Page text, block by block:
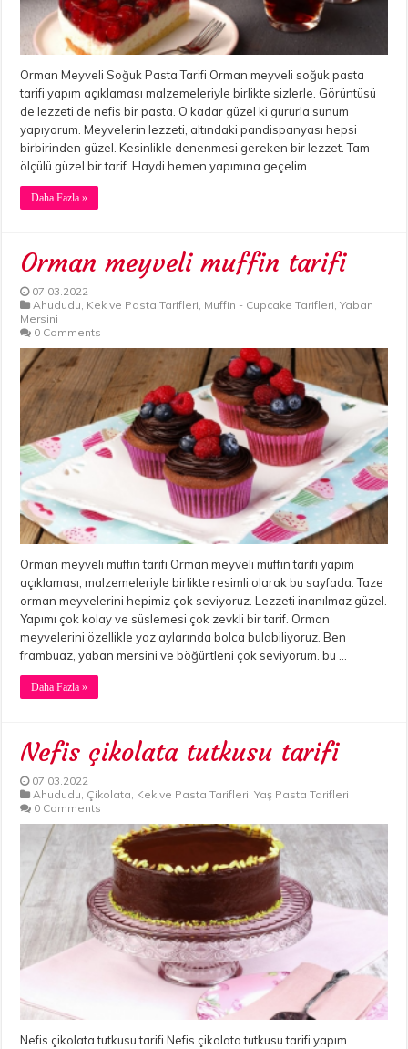
Orman Meyveli Soğuk Pasta Tarifi Orman meyveli soğuk pasta
tarifi yapım açıklaması malzemeleriyle birlikte sizlerle. Görüntüsü
de lezzeti de nefis bir pasta. O kadar güzel ki gururla sunum
yapıyorum. Meyvelerin lezzeti, altındaki pandispanyası hepsi
birbirinden güzel. Kesinlikle denenmesi gereken bir lezzet. Tam
ölçülü güzel bir tarif. Haydi hemen yapımına geçelim. …
Daha Fazla »
Orman meyveli muffin tarifi
07.03.2022
Ahududu, Kek ve Pasta Tarifleri, Muffin - Cupcake Tarifleri,Yaban
Mersini
0 Comments
Orman meyveli muffin tarifi Orman meyveli muffin tarifi yapım
açıklaması, malzemeleriyle birlikte resimli olarak bu sayfada. Taze
orman meyvelerini hepimiz çok seviyoruz. Lezzeti inanılmaz güzel.
Yapımı çok kolay ve süslemesi çok zevkli bir tarif. Orman
meyvelerini özellikle yaz aylarında bolca bulabiliyoruz. Ben
frambuaz, yaban mersini ve böğürtleni çok seviyorum. bu …
Daha Fazla »
Nefis çikolata tutkusu tarifi
07.03.2022
Ahududu Çikolata Kek ve Pasta Tarifleri ,Yaş Pasta Tarifleri
0 Comments
Nefis çikolata tutkusu tarifi Nefis çikolata tutkusu tarifi yapım